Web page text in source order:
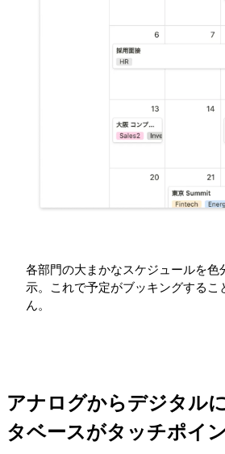
各部門の大まかなスケジュールを色
示。これで予定がブッキングするこ
ん。
アナログからデジタル
タベースがタッチポイ